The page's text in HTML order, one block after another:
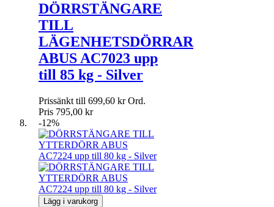
DÖRRSTÄNGARE
TILL
LÄGENHETSDÖRRAR
ABUS AC7023 upp
till 85 kg - Silver
Prissänkt till 699,60 kr Ord.
Pris 795,00 kr
-12%
Lägg i varukorg